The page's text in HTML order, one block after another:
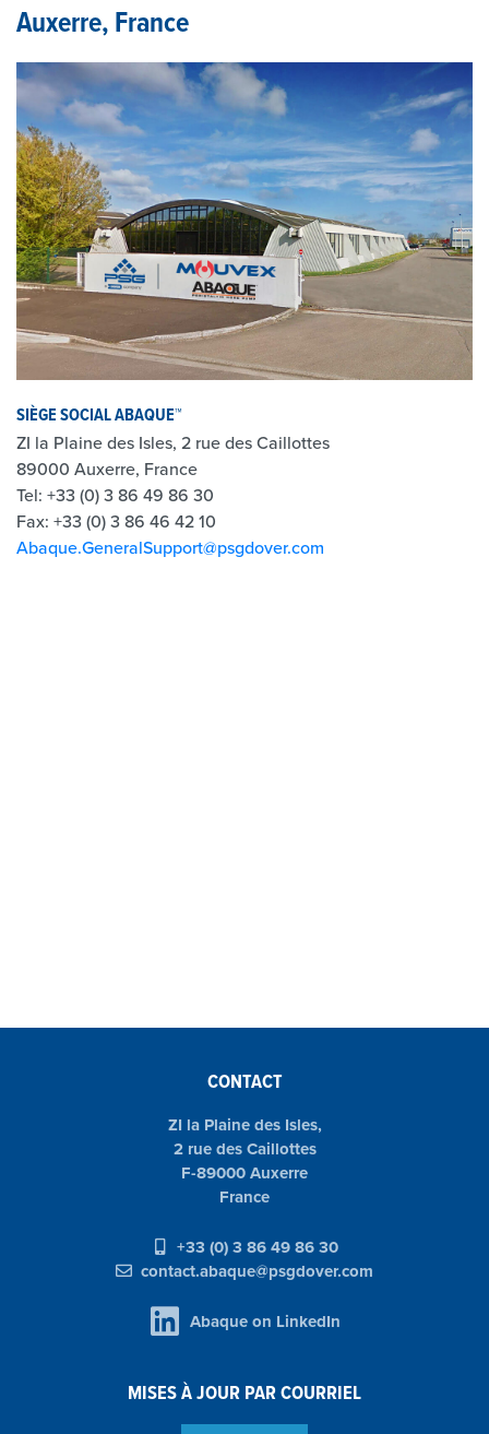
Auxerre, France
SIÈGE SOCIAL ABAQUE™
ZI la Plaine des Isles, 2 rue des Caillottes
89000 Auxerre, France
Tel: +33 (0) 3 86 49 86 30
Fax: +33 (0) 3 86 46 42 10
Abaque.GeneralSupport@psgdover.com
CONTACT
ZI la Plaine des Isles,
2 rue des Caillottes
F-89000 Auxerre
France
+33 (0) 3 86 49 86 30
contact.abaque@psgdover.com
Abaque on LinkedIn
MISES À JOUR PAR COURRIEL